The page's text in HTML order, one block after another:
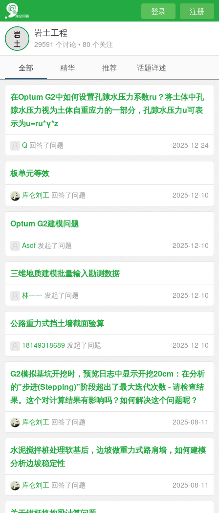
登录 注册
岩土工程
29591 个讨论 • 80 个关注
全部 精华 推荐 话题详述
在Optum G2中如何设置孔隙水压力系数ru？将土体中孔
隙水压力视为土体自重应力的一部分，孔隙水压力u可表
示为u=ru*γ*z
Q 回答了问题 2025-12-24
板单元等效
库仑刘工 回答了问题 2025-12-10
Optum G2建模问题
Asdf 发起了问题 2025-12-10
三维地质建模批量输入勘测数据
林一一 发起了问题 2025-12-10
公路重力式挡土墙截面验算
18149318689 发起了问题 2025-12-10
G2模拟基坑开挖时，预览日志中显示开挖20cm：在分析
的"步进(Stepping)"阶段超出了最大迭代次数 - 请检查结
果。这个对计算结果有影响吗？如何解决这个问题呢？
库仑刘工 回答了问题 2025-08-11
水泥搅拌桩处理软基后，边坡做重力式路肩墙，如何建模
分析边坡稳定性
库仑刘工 回答了问题 2025-08-11